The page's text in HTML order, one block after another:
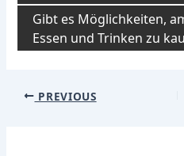
Gibt es Möglichkeiten,
Essen und Trinken zu
Post
PREVIOUS